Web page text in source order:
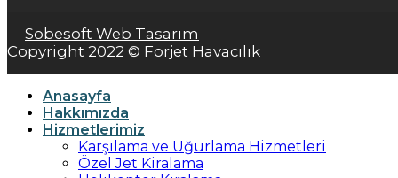
Sobesoft Web Tasarım
Copyright 2022 © Forjet Havacılık
Anasayfa
Hakkımızda
Hizmetlerimiz
Karşılama ve Uğurlama Hizmetleri
Özel Jet Kiralama